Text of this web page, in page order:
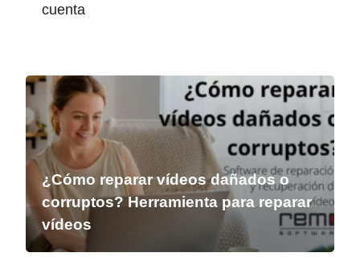
cuenta
¿Cómo reparar vídeos dañados o
corruptos? Herramienta para reparar
vídeos